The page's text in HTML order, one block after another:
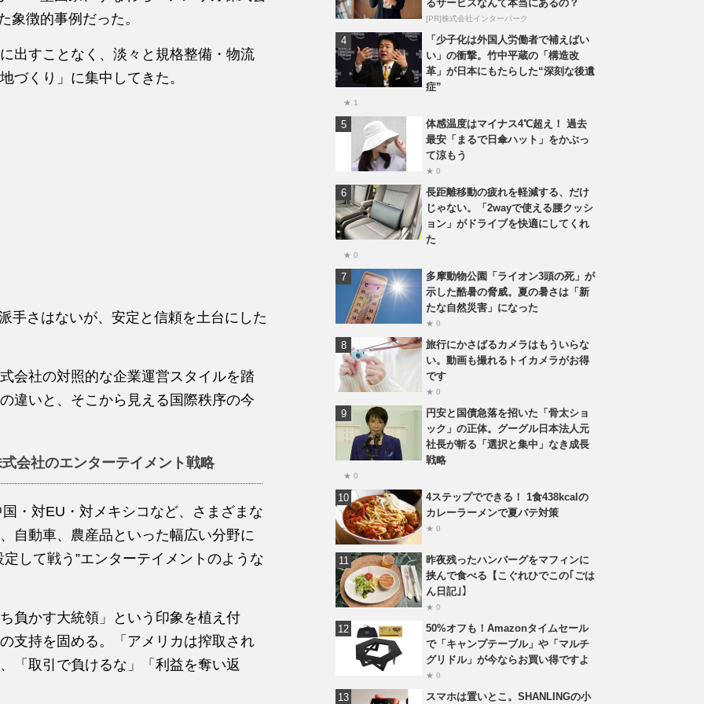
象徴的事例だった。
出すことなく、淡々と規格整備・物流
づくり」に集中してきた。
手さはないが、安定と信頼を土台にした
会社の対照的な企業運営スタイルを踏
違いと、そこから見える国際秩序の今
会社のエンターテイメント戦略
・対EU・対メキシコなど、さまざまな
自動車、農産品といった幅広い分野に
して戦う”エンターテイメントのような
負かす大統領」という印象を植え付
支持を固める。「アメリカは搾取され
「取引で負けるな」「利益を奪い返
るサービスなんて本当にあるの？
[PR]株式会社インターパーク
「少子化は外国人労働者で補えばい
い」の衝撃。竹中平蔵の「構造改
革」が日本にもたらした“深刻な後遺
症”
★ 1
体感温度はマイナス4℃超え！ 過去
最安「まるで日傘ハット」をかぶっ
て涼もう
★ 0
長距離移動の疲れを軽減する、だけ
じゃない。「2wayで使える腰クッシ
ョン」がドライブを快適にしてくれ
た
★ 0
多摩動物公園「ライオン3頭の死」が
示した酷暑の脅威。夏の暑さは「新
たな自然災害」になった
★ 0
旅行にかさばるカメラはもういらな
い。動画も撮れるトイカメラがお得
です
★ 0
円安と国債急落を招いた「骨太ショ
ック」の正体。グーグル日本法人元
社長が斬る「選択と集中」なき成長
戦略
★ 0
4ステップでできる！ 1食438kcalの
カレーラーメンで夏バテ対策
★ 0
昨夜残ったハンバーグをマフィンに
挟んで食べる【こぐれひでこの｢ごは
ん日記｣】
★ 0
50%オフも！Amazonタイムセール
で「キャンプテーブル」や「マルチ
グリドル」が今ならお買い得ですよ
★ 0
スマホは置いとこ。SHANLINGの小